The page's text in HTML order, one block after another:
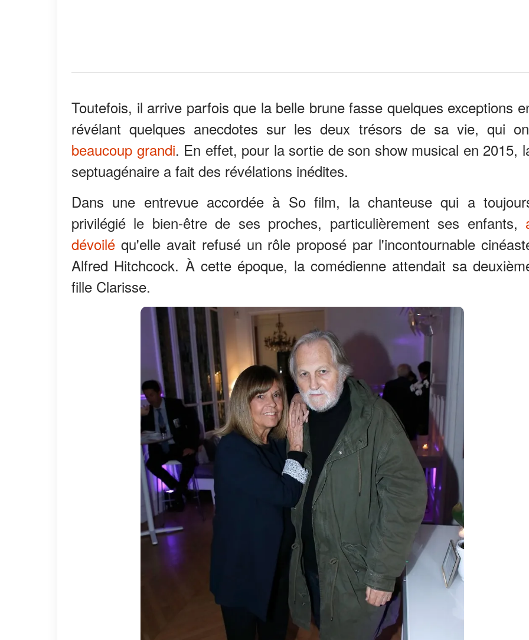
Toutefois, il arrive parfois que la belle brune fasse quelques exceptions
révélant quelques anecdotes sur les deux trésors de sa vie, qui
beaucoup grandi. En effet, pour la sortie de son show musical en 2015,
septuagénaire a fait des révélations inédites.
Dans une entrevue accordée à So film, la chanteuse qui a
privilégié le bien-être de ses proches, particulièrement ses enfants,
dévoilé qu'elle avait refusé un rôle proposé par l'incontournable
Alfred Hitchcock. À cette époque, la comédienne attendait sa
fille Clarisse.